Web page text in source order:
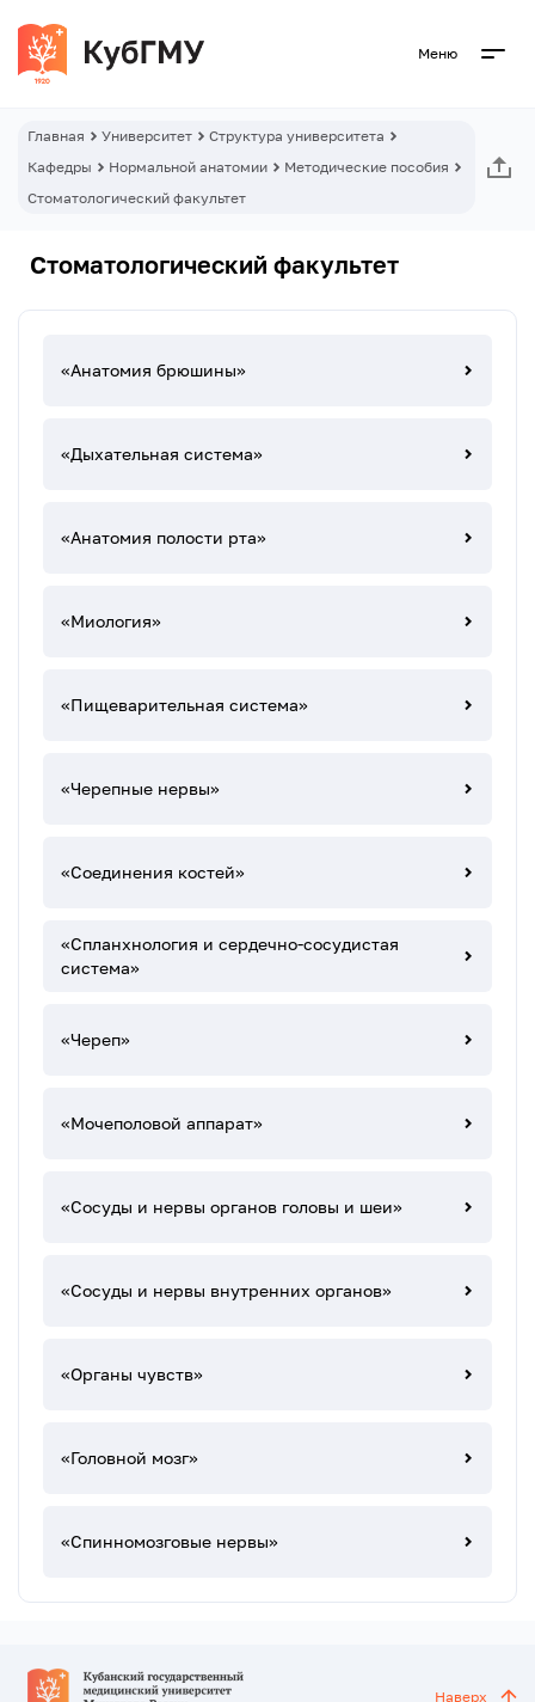
Меню
Главная Университет
Структура университета
Кафедры
Нормальной анатомии
Методические пособия
Стоматологический факультет
Стоматологический факультет
«Анатомия брюшины»
«Дыхательная система»
«Анатомия полости рта»
«Миология»
«Пищеварительная система»
«Черепные нервы»
«Соединения костей»
«Спланхнология и сердечно-сосудистая
система»
«Череп»
«Мочеполовой аппарат»
«Сосуды и нервы органов головы и шеи»
«Сосуды и нервы внутренних органов»
«Органы чувств»
«Головной мозг»
«Спинномозговые нервы»
Наверх